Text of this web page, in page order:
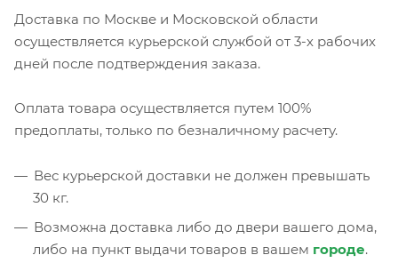
Доставка по Москве и Московской области
осуществляется курьерской службой от 3-х рабочих
дней после подтверждения заказа.
Оплата товара осуществляется путем 100%
предоплаты, только по безналичному расчету.
Вес курьерской доставки не должен превышать
30 кг.
Возможна доставка либо до двери вашего дома,
либо на пункт выдачи товаров в вашем городе.